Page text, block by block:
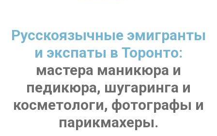
Русскоязычные эмигранты
и экспаты в Торонто:
мастера маникюра и
педикюра, шугаринга и
косметологи, фотографы и
парикмахеры.